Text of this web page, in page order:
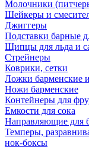
Молочники
Шейкеры и
Джиггеры
Подставки барные
Щипцы для льда и
Стрейнеры
Коврики, сетки
Ложки барменские
Ножи барменские
Контейнеры для
Емкости для сока
Направляющие для
Темперы,
нок-боксы